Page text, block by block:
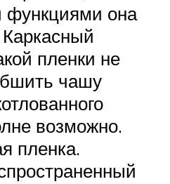
функциями она
пленки не
чашу
возможно.
пленка.